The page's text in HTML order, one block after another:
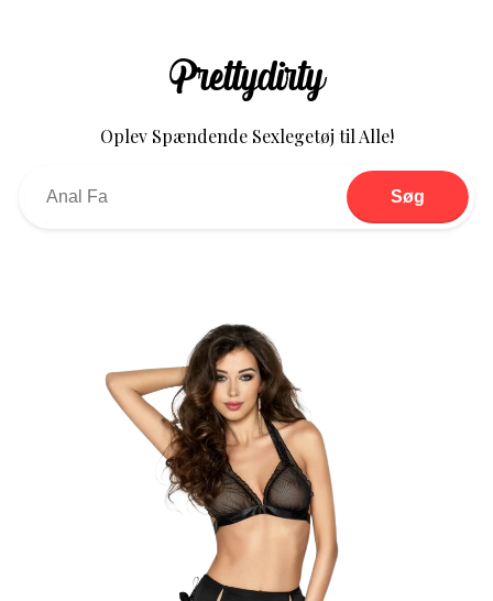
Prettydirty
Oplev Spændende Sexlegetøj til Alle!
Søg